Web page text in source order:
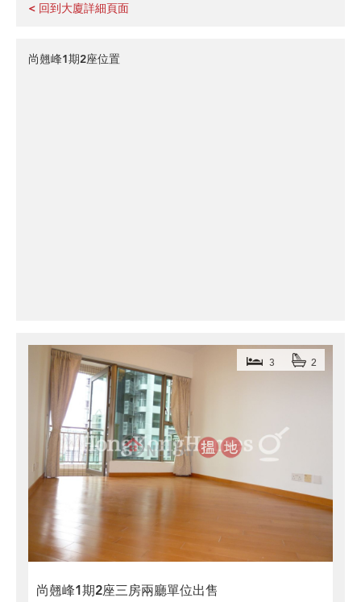
< 回到大廈詳細頁面
尚翹峰1期2座位置
尚翹峰1期2座三房兩廳單位出售
3 2